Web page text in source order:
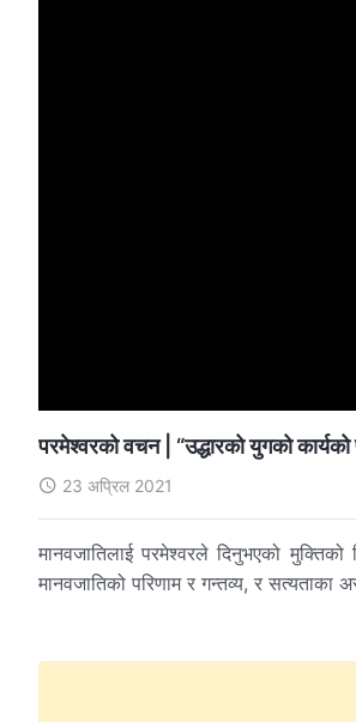
परमेश्‍वरको वचन | “उद्धारको युगको
23 अप्रिल 2021
मानवजातिलाई परमेश्‍वरले दिनुभएको
मानवजातिको परिणाम र गन्तव्य, र